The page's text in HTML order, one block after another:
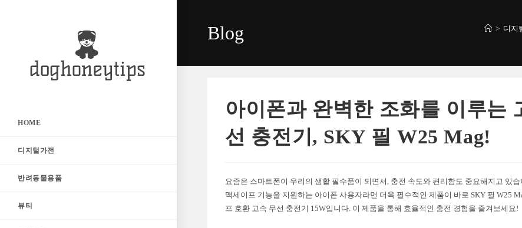
HOME
디지털가전
반려동물용품
뷰티
Blog > 디지
아이폰과 완벽한 조화를 이루는
선 충전기, SKY 필 W25 Mag!
요즘은 스마트폰이 우리의 생활 필수품이 되면서, 충전 속도와 편리함도 중요해지고 있습
맥세이프 기능을 지원하는 아이폰 사용자라면 더욱 필수적인 제품이 바로 SKY 필 W25
프 호환 고속 무선 충전기 15W입니다. 이 제품을 통해 효율적인 충전 경험을 즐겨보세요!